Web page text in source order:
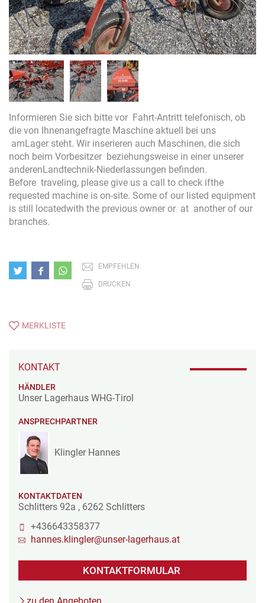
Informieren Sie sich bitte vor Fahrt-Antritt telefonisch, ob
die von Ihnenangefragte Maschine aktuell bei uns
amLager steht. Wir inserieren auch Maschinen, die sich
noch beim Vorbesitzer beziehungsweise in einer unserer
anderenLandtechnik-Niederlassungen befinden.
Before traveling, please give us a call to check ifthe
requested machine is on-site. Some of our listed equipment
is still locatedwith the previous owner or at another of our
branches.
EMPFEHLEN
DRUCKEN
MERKLISTE
KONTAKT
HÄNDLER
Unser Lagerhaus WHG-Tirol
ANSPRECHPARTNER
Klingler Hannes
KONTAKTDATEN
Schlitters 92a , 6262 Schlitters
+436643358377
hannes.klingler@unser-lagerhaus.at
KONTAKTFORMULAR